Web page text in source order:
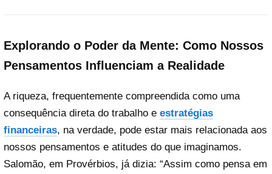
Explorando o Poder da Mente: Como Nossos
Pensamentos Influenciam a Realidade
A riqueza, frequentemente compreendida como uma
consequência direta do trabalho e estratégias
financeiras, na verdade, pode estar mais relacionada aos
nossos pensamentos e atitudes do que imaginamos.
Salomão, em Provérbios, já dizia: “Assim como pensa em